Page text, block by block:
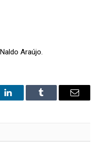
Araújo.
LinkedInTumblr Email